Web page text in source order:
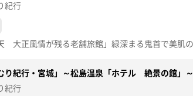
紀行
り紀行・宮城」～松島温泉「ホテル 絶景の館」～
紀行